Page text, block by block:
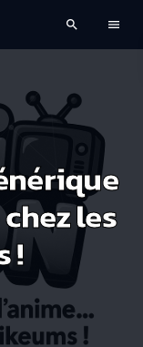
search menu
les
!